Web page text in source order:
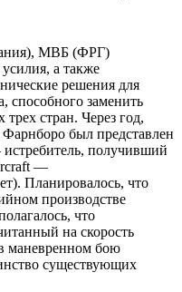
МВБ (ФРГ)
а также
решения для
способного заменить
стран. Через год,
Фарнборо был представлен
получивший
—
Планировалось, что
производстве
что
на скорость
маневренном бою
существующих